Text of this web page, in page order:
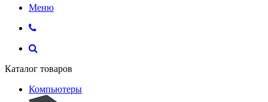
Меню
Каталог товаров
Компьютеры